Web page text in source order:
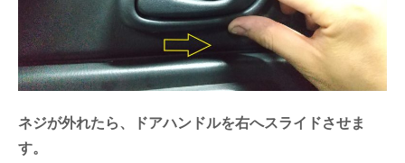
ネジが外れたら、ドアハンドルを右へスライドさせま
す。